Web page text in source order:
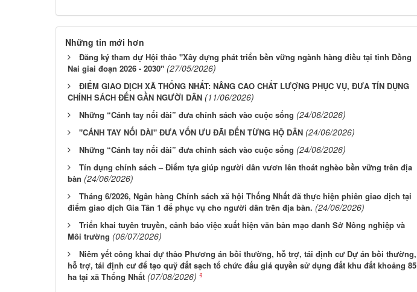
Những tin mới hơn
Đăng ký tham dự Hội thảo "Xây dựng phát triển bền vững ngành hàng điều tại tỉnh Đồng
Nai giai đoạn 2026 - 2030" (27/05/2026)
ĐIỂM GIAO DỊCH XÃ THỐNG NHẤT: NÂNG CAO CHẤT LƯỢNG PHỤC VỤ, ĐƯA TÍN DỤNG
CHÍNH SÁCH ĐẾN GẦN NGƯỜI DÂN (11/06/2026)
Những “Cánh tay nối dài” đưa chính sách vào cuộc sống (24/06/2026)
"CÁNH TAY NỐI DÀI" ĐƯA VỐN ƯU ĐÃI ĐẾN TỪNG HỘ DÂN (24/06/2026)
Những “Cánh tay nối dài” đưa chính sách vào cuộc sống (24/06/2026)
Tín dụng chính sách – Điểm tựa giúp người dân vươn lên thoát nghèo bền vững trên địa
bàn (24/06/2026)
Tháng 6/2026, Ngân hàng Chính sách xã hội Thống Nhất đã thực hiện phiên giao dịch tại
điểm giao dịch Gia Tân 1 để phục vụ cho người dân trên địa bàn. (24/06/2026)
Triển khai tuyên truyền, cảnh báo việc xuất hiện văn bản mạo danh Sở Nông nghiệp và
Môi trường (06/07/2026)
Niêm yết công khai dự thảo Phương án bồi thường, hỗ trợ, tái định cư Dự án bồi thường,
hỗ trợ, tái định cư để tạo quỹ đất sạch tổ chức đấu giá quyền sử dụng đất khu đất khoảng 85
ha tại xã Thống Nhất (07/08/2026)